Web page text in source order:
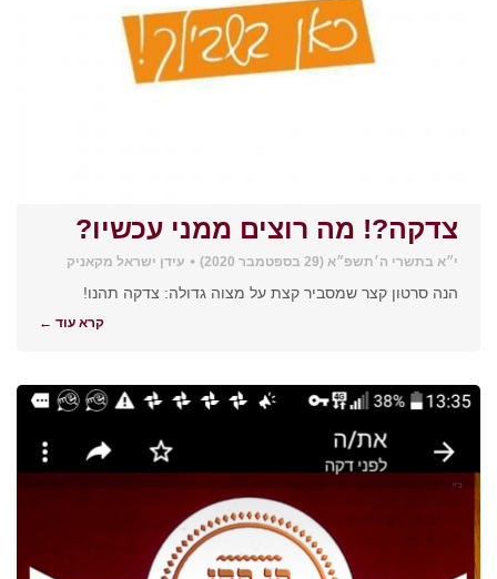
צדקה?! מה רוצים ממני עכשיו?
י״א בתשרי ה׳תשפ״א (29 בספטמבר 2020) עידן ישראל מקאניק
הנה סרטון קצר שמסביר קצת על מצוה גדולה: צדקה תהנו!
קרא עוד ←